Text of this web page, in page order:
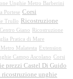
Unghie Metro Barberini
Portese Corsi
Trullo
Ricostruzione
Giano
Ricostruzione
Pratica di Mare
Malatesta
Extension
Campo Ascolano Corsi
prezzi Castel Di Guido
ricostruzione unghie